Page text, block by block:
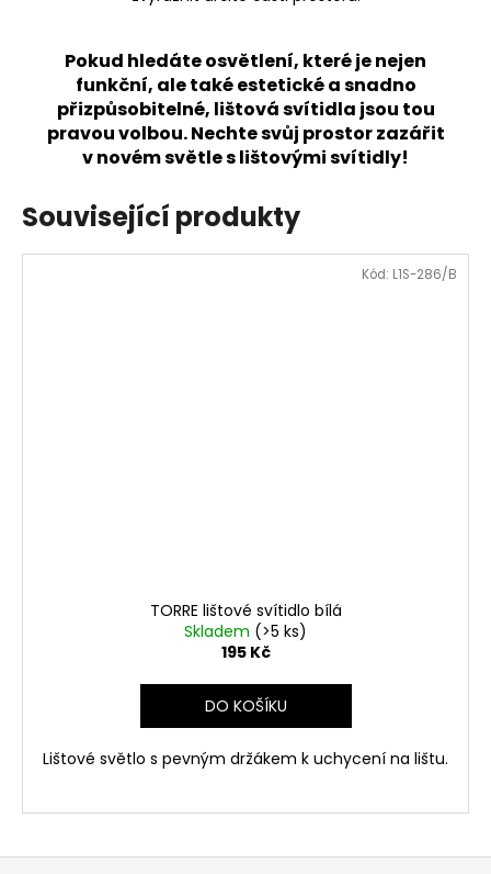
Pokud hledáte osvětlení, které je nejen
funkční, ale také estetické a snadno
přizpůsobitelné, lištová svítidla jsou tou
pravou volbou. Nechte svůj prostor zazářit
v novém světle s lištovými svítidly!
Související produkty
TORRE lištové svítidlo bílá
Skladem (>5 ks)
195 Kč
DO KOŠÍKU
Lištové světlo s pevným držákem k uchycení na lištu.
Kód: L1S-286/B